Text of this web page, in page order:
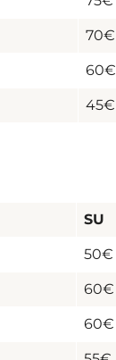
70€
60€
45€
SU
50€
60€
60€